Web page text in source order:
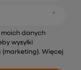
danych
wysyłki
Więcej